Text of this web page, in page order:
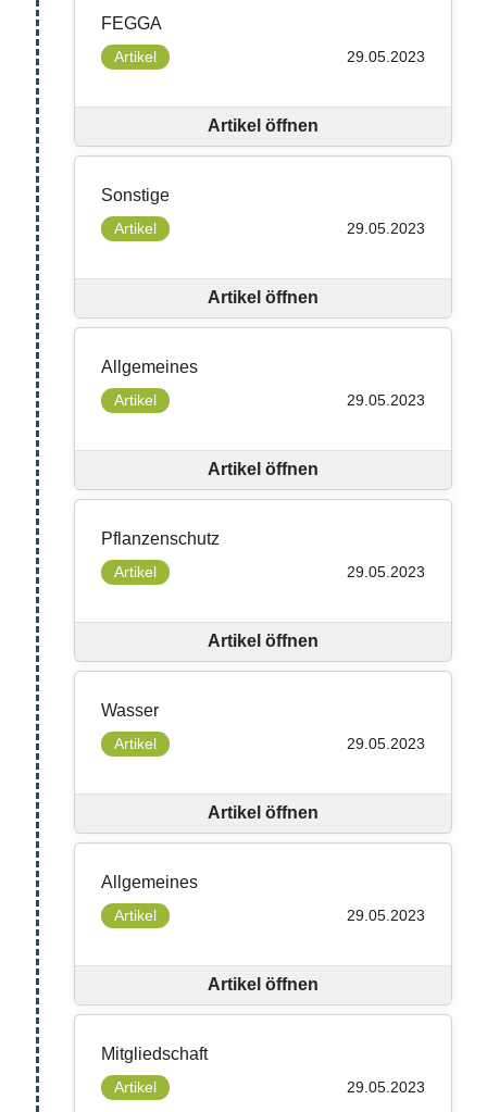
FEGGA
Artikel 29.05.2023
Artikel öffnen
Sonstige
Artikel 29.05.2023
Artikel öffnen
Allgemeines
Artikel 29.05.2023
Artikel öffnen
Pflanzenschutz
Artikel 29.05.2023
Artikel öffnen
Wasser
Artikel 29.05.2023
Artikel öffnen
Allgemeines
Artikel 29.05.2023
Artikel öffnen
Mitgliedschaft
Artikel 29.05.2023